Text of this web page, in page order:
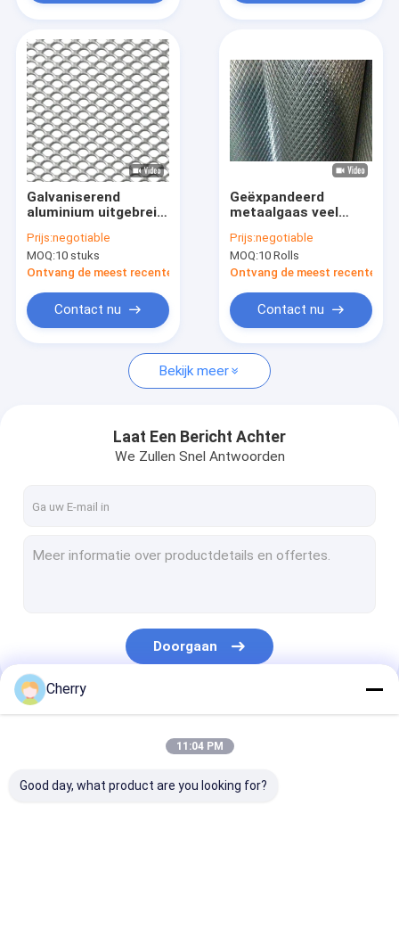
Producten
Ongeveer ons
Fabrieksreis
Kwaliteitscontrole
Verzoek om een Citaat
SS Gelast Draadnetwerk
ss geweven draadnetwerk
Roestvrij staal Geplooid Draadnetwerk
Roestvrij staal Gebreid Draadnetwerk
uitgebreid metaalnetwerk
Geperforeerd Metaalnetwerk
Galvaniserend
aluminium uitgebreid
Prijs:negotiable
MOQ:10 stuks
Ontvang de meest recente Prijs
Contact nu
Geëxpandeerd
metaalgaas veel
fotovoltaïsche
hekken foknetten
stortplaatsbescherming
hekbehoeften
Prijs:negotiable
MOQ:10 Rolls
Ontvang de meest recente
Contact nu
Bekijk meer
Laat Een Bericht Achter
We Zullen Snel Antwoorden
Doorgaan
Onze Categorieën
Cherry
11:04 PM
Good day, what product are you looking for?